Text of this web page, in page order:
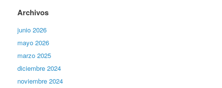
Archivos
junio 2026
mayo 2026
marzo 2025
diciembre 2024
noviembre 2024